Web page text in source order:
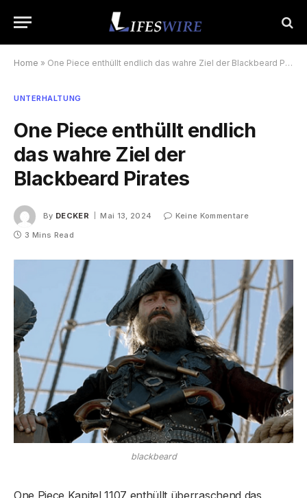
Home » One Piece enthüllt endlich das wahre Ziel der Blackbeard Pirates
UNTERHALTUNG
One Piece enthüllt endlich
das wahre Ziel der
Blackbeard Pirates
By DECKER Mai 13, 2024
Keine Kommentare
3 Mins Read
blackbeard
One Piece Kapitel 1107 enthüllt überraschend das